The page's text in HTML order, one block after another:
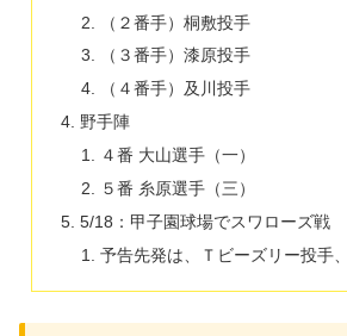
（２番手）桐敷投手
（３番手）漆原投手
（４番手）及川投手
野手陣
４番 大山選手（一）
５番 糸原選手（三）
5/18：甲子園球場でスワローズ戦
予告先発は、Ｔビーズリー投手